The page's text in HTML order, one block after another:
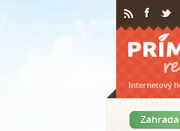
Internetový
Zahrada